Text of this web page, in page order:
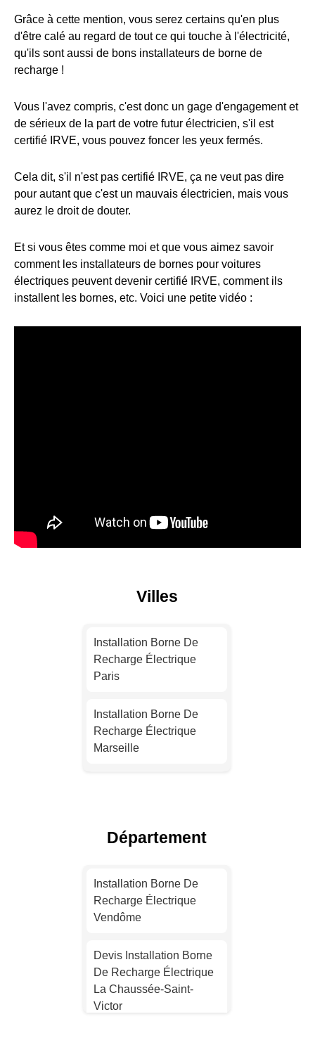
Grâce à cette mention, vous serez certains qu'en plus
d'être calé au regard de tout ce qui touche à l'électricité,
qu'ils sont aussi de bons installateurs de borne de
recharge !
Vous l'avez compris, c'est donc un gage d'engagement et
de sérieux de la part de votre futur électricien, s'il est
certifié IRVE, vous pouvez foncer les yeux fermés.
Cela dit, s'il n'est pas certifié IRVE, ça ne veut pas dire
pour autant que c'est un mauvais électricien, mais vous
aurez le droit de douter.
Et si vous êtes comme moi et que vous aimez savoir
comment les installateurs de bornes pour voitures
électriques peuvent devenir certifié IRVE, comment ils
installent les bornes, etc. Voici une petite vidéo :
Villes
Installation Borne De
Recharge Électrique
Paris
Installation Borne De
Recharge Électrique
Marseille
Électrique Toulouse
Électrique Nice
Devis Installation Borne
Département
Installation Borne De
Recharge Électrique
Vendôme
Devis Installation Borne
De Recharge Électrique
La Chaussée-Saint-
Victor